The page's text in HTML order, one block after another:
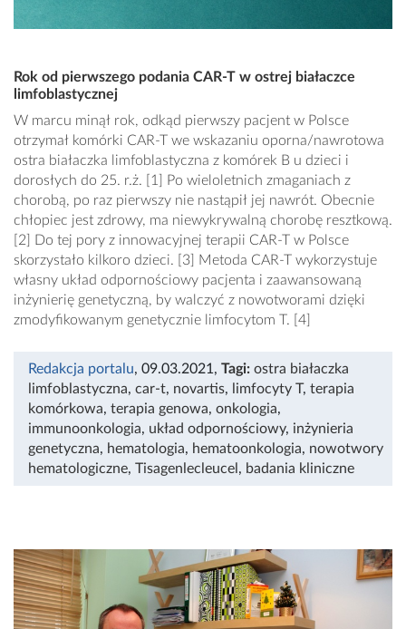
Rok od pierwszego podania CAR-T w ostrej białaczce
limfoblastycznej
W marcu minął rok, odkąd pierwszy pacjent w Polsce
otrzymał komórki CAR-T we wskazaniu oporna/nawrotowa
ostra białaczka limfoblastyczna z komórek B u dzieci i
dorosłych do 25. r.ż. [1] Po wieloletnich zmaganiach z
chorobą, po raz pierwszy nie nastąpił jej nawrót. Obecnie
chłopiec jest zdrowy, ma niewykrywalną chorobę resztkową.
[2] Do tej pory z innowacyjnej terapii CAR-T w Polsce
skorzystało kilkoro dzieci. [3] Metoda CAR-T wykorzystuje
własny układ odpornościowy pacjenta i zaawansowaną
inżynierię genetyczną, by walczyć z nowotworami dzięki
zmodyfikowanym genetycznie limfocytom T. [4]
Redakcja portalu, 09.03.2021 , Tagi: ostra białaczka
limfoblastyczna, car-t, novartis, limfocyty T, terapia
komórkowa, terapia genowa, onkologia,
immunoonkologia, układ odpornościowy, inżynieria
genetyczna, hematologia, hematoonkologia, nowotwory
hematologiczne, Tisagenlecleucel , badania kliniczne